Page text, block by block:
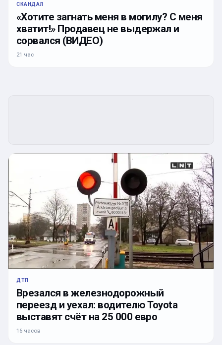
СКАНДАЛ
«Хотите загнать меня в могилу? С меня
хватит!» Продавец не выдержал и
сорвался (ВИДЕО)
21 час
ДТП
Врезался в железнодорожный
переезд и уехал: водителю Toyota
выставят счёт на 25 000 евро
16 часов